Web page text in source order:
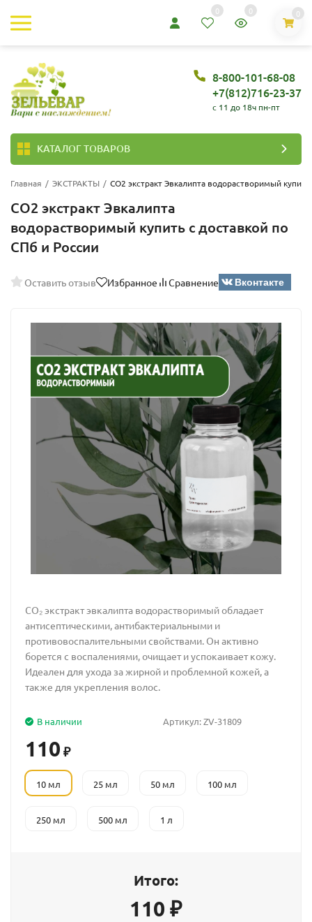
0 0 0
8-800-101-68-08
+7(812)716-23-37
c 11 до 18ч пн-пт
КАТАЛОГ ТОВАРОВ
Главная / ЭКСТРАКТЫ / СО2 экстракт Эвкалипта водорастворимый купить
СО2 экстракт Эвкалипта
водорастворимый купить с доставкой по
СПб и России
Оставить отзыв Избранное Сравнение Вконтакте
CO₂ экстракт эвкалипта водорастворимый обладает
антисептическими, антибактериальными и
противовоспалительными свойствами. Он активно
борется с воспалениями, очищает и успокаивает кожу.
Идеален для ухода за жирной и проблемной кожей, а
также для укрепления волос.
Артикул:ZV-31809
В наличии
110 ₽
10 мл 25 мл 50 мл 100 мл
250 мл 500 мл 1 л
Итого:
110 ₽